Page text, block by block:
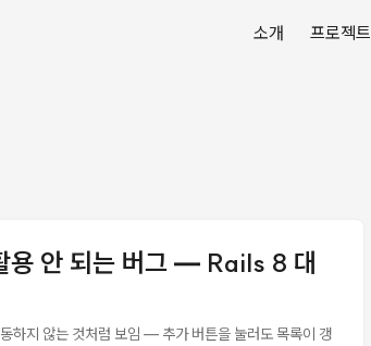
소개 프로젝트
안 되는 버그 — Rails 8 대
하지 않는 것처럼 보임 — 추가 버튼을 눌러도 목록이 갱